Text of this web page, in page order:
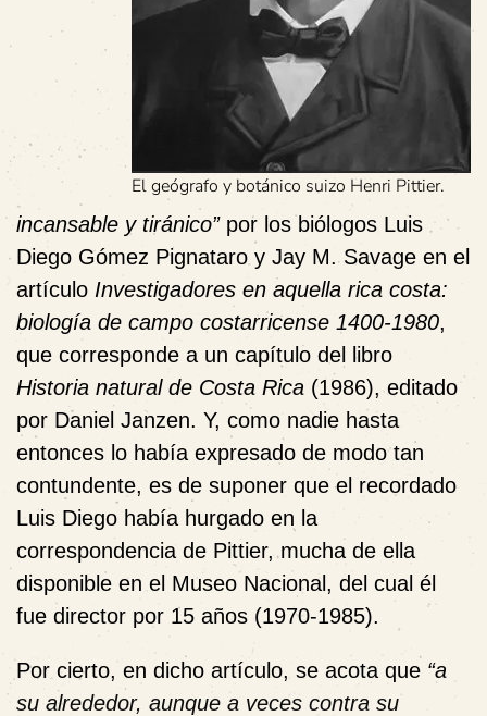
El geógrafo y botánico suizo Henri Pittier.
incansable y tiránico”por los biólogos Luis
Diego Gómez Pignataro y Jay M. Savage en el
artículo Investigadores en aquella rica costa:
biología de campo costarricense 1400-1980,
que corresponde a un capítulo del libro
Historia natural de Costa Rica (1986), editado
por Daniel Janzen. Y, como nadie hasta
entonces lo había expresado de modo tan
contundente, es de suponer que el recordado
Luis Diego había hurgado en la
correspondencia de Pittier, mucha de ella
disponible en el Museo Nacional, del cual él
fue director por 15 años (1970-1985).
Por cierto, en dicho artículo, se acota que “a
su alrededor, aunque a veces contra su